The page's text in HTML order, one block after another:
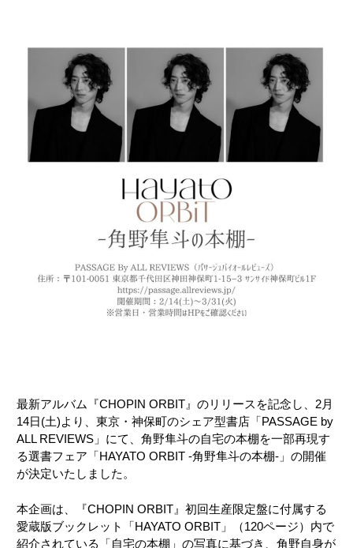
最新アルバム『CHOPIN ORBIT』のリリースを記念し、2月
14日(土)より、東京・神保町のシェア型書店「PASSAGE by
ALL REVIEWS」にて、角野隼斗の自宅の本棚を一部再現す
る選書フェア「HAYATO ORBIT -角野隼斗の本棚-」の開催
が決定いたしました。
本企画は、『CHOPIN ORBIT』初回生産限定盤に付属する
愛蔵版ブックレット「HAYATO ORBIT」（120ページ）内で
紹介されている「自宅の本棚」の写真に基づき、角野自身が